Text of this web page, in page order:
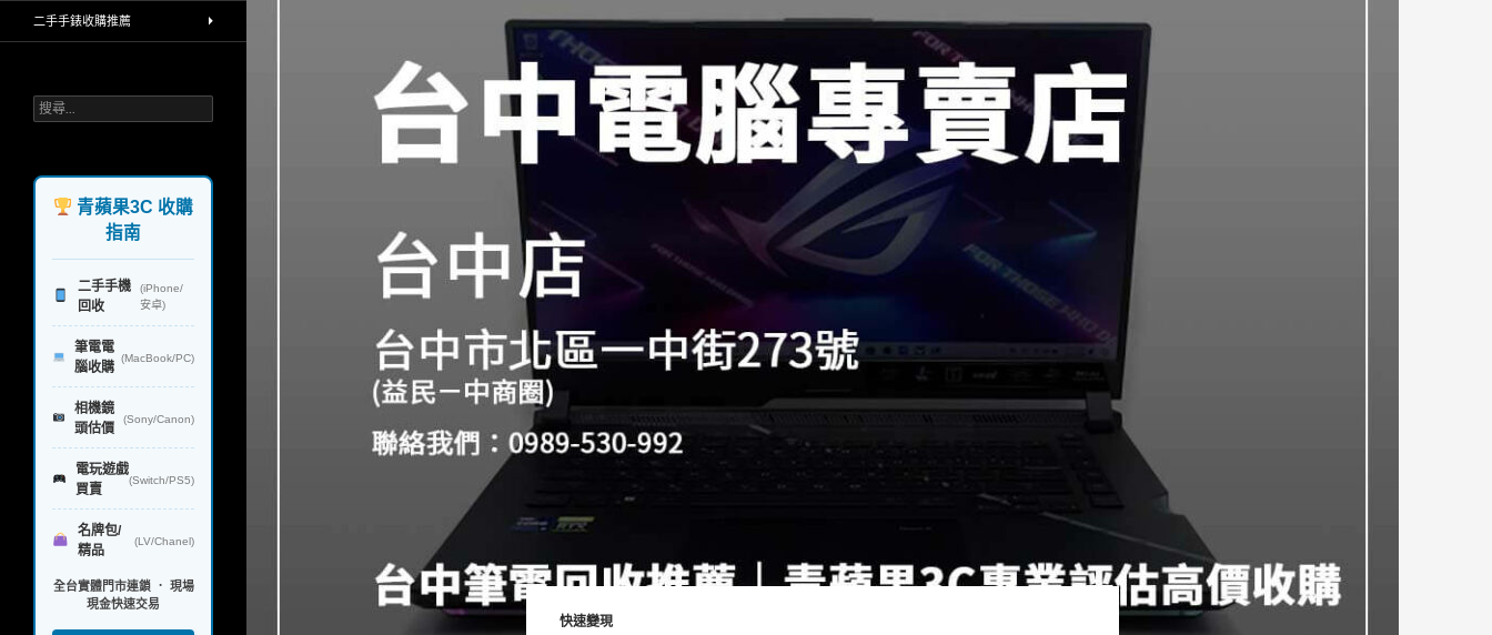
快速變現
環保理念，回收再利用，不製造汙染
錶 禮券 rimowa行李箱 精品，台北 台
二手手錶收購推薦
搜
尋
字:
青蘋果3C 收購
指南
二手手機
回收
(iPhone/
安卓)
筆電電
腦收購
(MacBook/PC)
相機鏡
頭估價
(Sony/Canon)
電玩遊戲
買賣
(Switch/PS5)
名牌包/
精品
(LV/Chanel)
全台實體門市連鎖 ． 現場
現金快速交易